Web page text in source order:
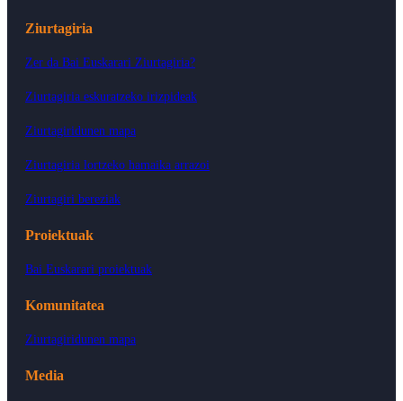
Ziurtagiria
Zer da Bai Euskarari Ziurtagiria?
Ziurtagiria eskuratzeko irizpideak
Ziurtagiridunen mapa
Ziurtagiria lortzeko hamaika arrazoi
Ziurtagiri bereziak
Proiektuak
Bai Euskarari proiektuak
Komunitatea
Ziurtagiridunen mapa
Media